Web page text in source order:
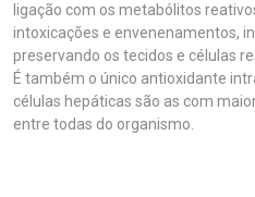
ligação com os metabólitos
intoxicações e envenenamentos,
preservando os tecidos e células
É também o único antioxidante
células hepáticas são as com
entre todas do organismo.